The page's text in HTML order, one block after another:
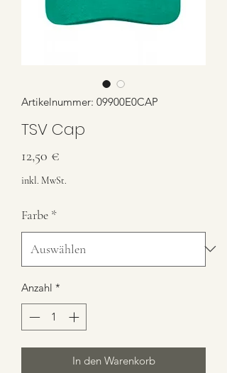
Artikelnummer: 09900E0CAP
TSV Cap
12,50 €
inkl. MwSt.
Farbe *
Anzahl *
In den Warenkorb